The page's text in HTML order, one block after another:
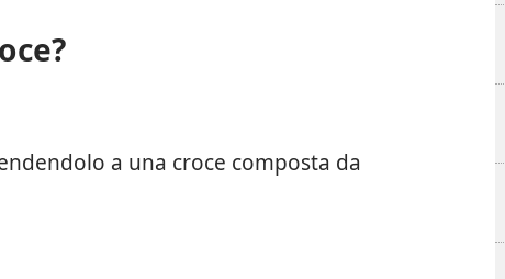
a una croce composta da